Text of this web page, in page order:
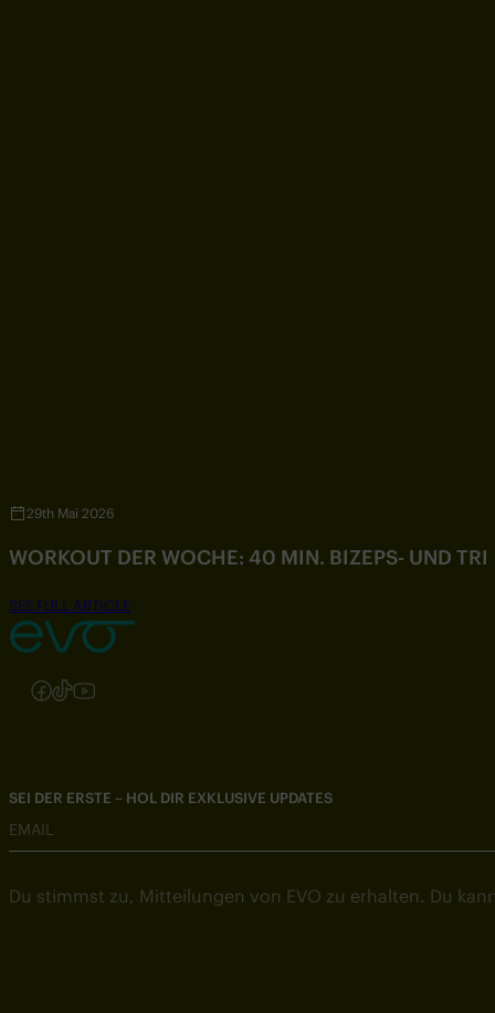
29th Mai 2026
WORKOUT DER WOCHE: 40 MIN. BIZEPS- UND
SEE FULL ARTICLE
Folgen Sie uns auf Instagram
Folgen Sie uns auf Facebook
Folgen Sie uns auf TikTok
Folgen Sie uns auf YouTube
SEI DER ERSTE – HOL DIR EXKLUSIVE UPDATES
EMAIL
Du stimmst zu, Mitteilungen von EVO zu erhalten. Du